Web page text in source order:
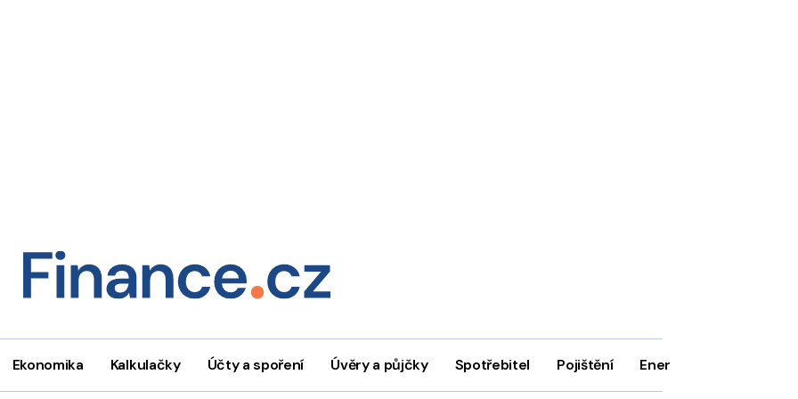
Ekonomika Kalkulačky Účty a spoření Úvěry a půjčky Spotřebitel Pojištění Energie